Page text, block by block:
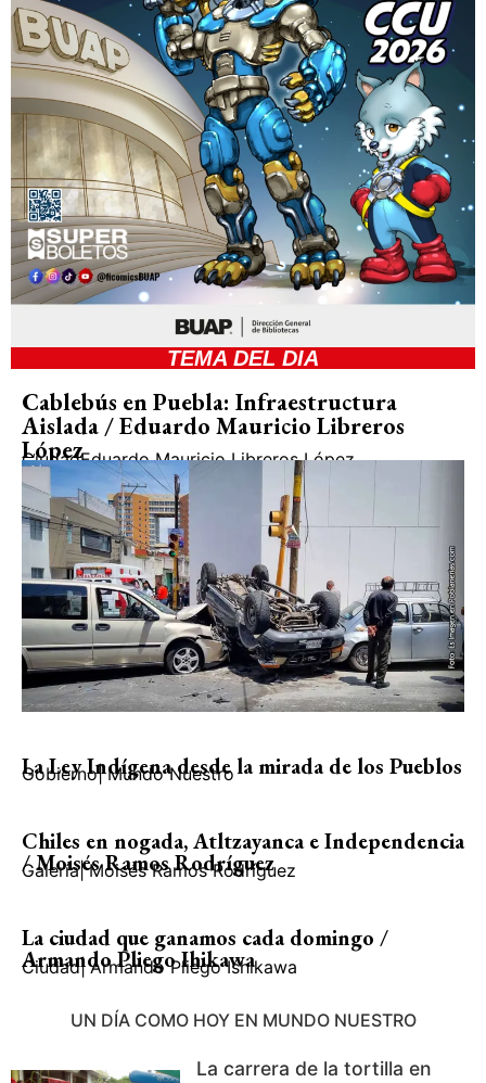
TEMA DEL DIA
Cablebús en Puebla: Infraestructura
Aislada / Eduardo Mauricio Libreros
López
CiudadEduardo Mauricio Libreros López
La Ley Indígena desde la mirada de los Pueblos
Gobierno| Mundo Nuestro
Chiles en nogada, Atltzayanca e Independencia
/ Moisés Ramos Rodríguez
Galería| Moisés Ramos Rodríguez
La ciudad que ganamos cada domingo /
Armando Pliego Ihikawa
Ciudad| Armando Pliego Ishikawa
UN DÍA COMO HOY EN MUNDO NUESTRO
La carrera de la tortilla en